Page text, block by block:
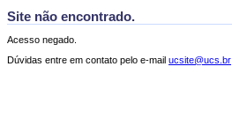
Site não encontrado.
Acesso negado.
Dúvidas entre em contato pelo e-mail ucsite@ucs.br